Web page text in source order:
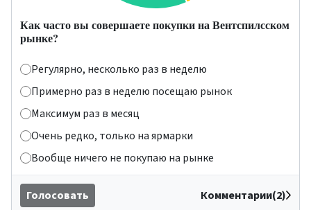
Как часто вы совершаете покупки на Вентспилсском
рынке?
Регулярно, несколько раз в неделю
Примерно раз в неделю посещаю рынок
Максимум раз в месяц
Очень редко, только на ярмарки
Вообще ничего не покупаю на рынке
Голосовать Комментарии(2)